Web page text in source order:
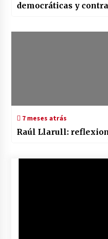
democráticas y
7 meses atrás
Raúl Llarull: